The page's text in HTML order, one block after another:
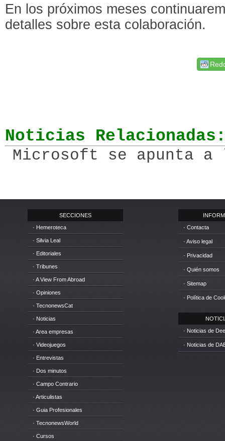
En los próximos meses
detalles sobre esta colaboración.
Noticias
Microsoft se apunta
SECCIONES
· Hemeroteca
· Silvia Leal
· Editoriales
· Tribunes
· A View From Abroad
· Opiniones
· TecnonewsCat
· Noticias
· Area empresas
· Videojuegos
· Entrevistas
· Dos minutos
· Campo Contrario
· Articulistas
· Guia Profesionales
· TecnonewsWorld
· Cursos
· Contacta
· Aviso legal
· Privacidad
· Quién somos
· Sitemap
· Política de
· Noticias de
· Noticias de